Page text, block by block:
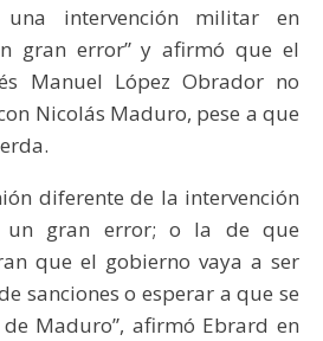
intervención militar en
gran error” y afirmó que el
Manuel López Obrador no
Nicolás Maduro, pese a que
diferente de la intervención
un gran error; o la de que
que el gobierno vaya a ser
sanciones o esperar a que se
Maduro”, afirmó Ebrard en